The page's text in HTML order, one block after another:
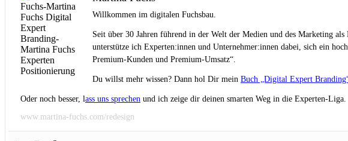
Willkommen im digitalen Fuchsbau.
Seit über 30 Jahren führend in der Welt der Medien und des Marketing
unterstütze ich Experten:innen und Unternehmer:innen dabei, sich ein
Premium-Kunden und Premium-Umsatz“.
Du willst mehr wissen? Dann hol Dir mein Buch „Digital Expert
Oder noch besser, lass uns sprechen und ich zeige dir deinen smarten Weg in die Experten-Liga.
www.martina-fuchs.com/redesign